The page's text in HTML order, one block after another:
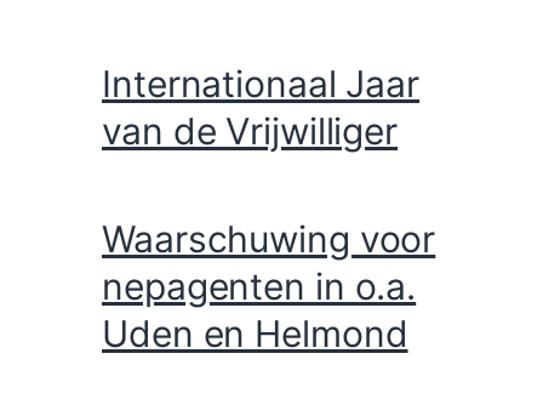
Internationaal Jaar
van de Vrijwilliger
Waarschuwing voor
nepagenten in o.a.
Uden en Helmond